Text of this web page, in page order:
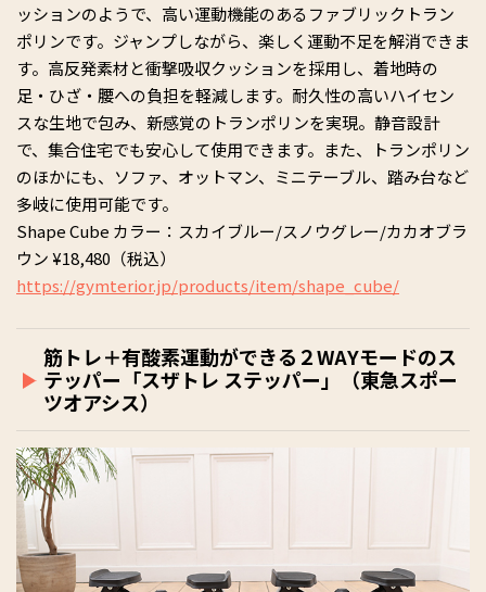
ッションのようで、高い運動機能のあるファブリックトラン
ポリンです。ジャンプしながら、楽しく運動不足を解消できま
す。高反発素材と衝撃吸収クッションを採用し、着地時の
足・ひざ・腰への負担を軽減します。耐久性の高いハイセン
スな生地で包み、新感覚のトランポリンを実現。静音設計
で、集合住宅でも安心して使用できます。また、トランポリン
のほかにも、ソファ、オットマン、ミニテーブル、踏み台など
多岐に使用可能です。
Shape Cube カラー：スカイブルー/スノウグレー/カカオブラ
ウン ¥18,480（税込）
https://gymterior.jp/products/item/shape_cube/
筋トレ＋有酸素運動ができる２WAYモードのス
テッパー「スザトレ ステッパー」（東急スポー
ツオアシス）